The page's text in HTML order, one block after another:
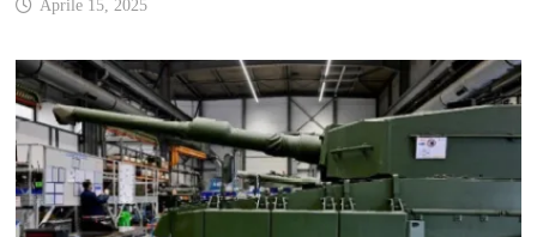
Aprile 15, 2025